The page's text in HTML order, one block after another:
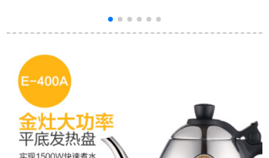
トレート牛乳加热ポ
1.7 L電子レンジ熱防
止保温304スティンレ
部自动的に水道と电